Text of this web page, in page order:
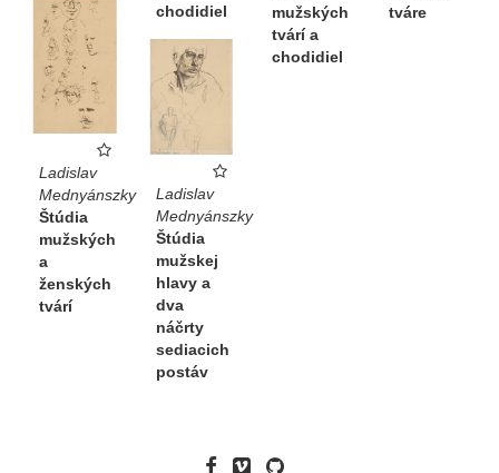
chodidiel
tváre
mužských
tvárí a
chodidiel
Ladislav
Mednyánszky
Štúdia
mužských
a
ženských
tvárí
Ladislav
Mednyánszky
Štúdia
mužskej
hlavy a
dva
náčrty
sediacich
postáv